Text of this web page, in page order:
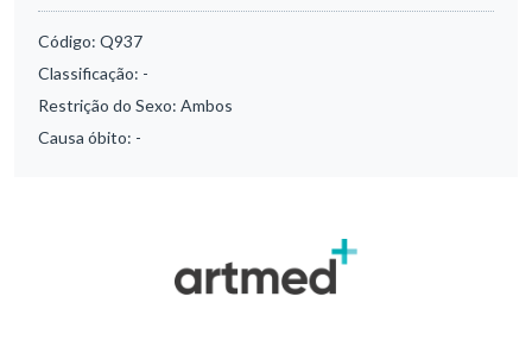
Código: Q937
Classificação: -
Restrição do Sexo: Ambos
Causa óbito: -